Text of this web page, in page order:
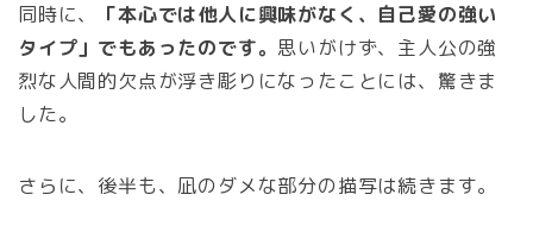
同時に、
「本心では他人に興味がなく、自己愛の強い
タイプ」でもあったのです。 思いがけず、主人公の強
烈な人間的欠点が浮き彫りになったことには、驚きま
した。
さらに、後半も、凪のダメな部分の描写は続きます。